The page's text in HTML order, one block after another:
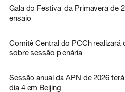
Gala do Festival da Primavera de
ensaio
Comitê Central do PCCh realizará
sobre sessão plenária
Sessão anual da APN de 2026
dia 4 em Beijing